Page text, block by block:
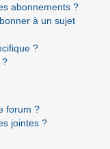
abonnements ?
à un sujet
?
?
forum ?
jointes ?